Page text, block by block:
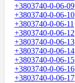
+3803740-0-06-09
+3803740-0-06-10
+3803740-0-06-11
+3803740-0-06-12
+3803740-0-06-13
+3803740-0-06-14
+3803740-0-06-15
+3803740-0-06-16
+3803740-0-06-17